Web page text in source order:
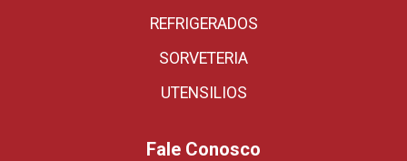
REFRIGERADOS
SORVETERIA
UTENSILIOS
Fale Conosco